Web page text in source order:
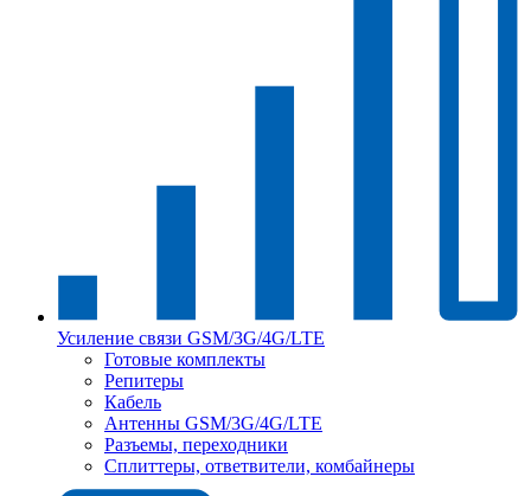
Усиление связи GSM/3G/4G/LTE
Готовые комплекты
Репитеры
Кабель
Антенны GSM/3G/4G/LTE
Разъемы, переходники
Сплиттеры, ответвители, комбайнеры